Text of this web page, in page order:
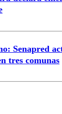
Senapred
tres comunas